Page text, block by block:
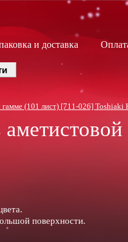
и доставка
гамме (101 лист) [711-026]
поверхности.